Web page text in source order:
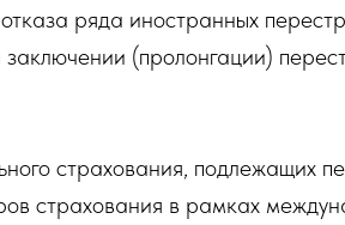
ряда иностранных
(пролонгации)
страхования, подлежащих
страхования в рамках